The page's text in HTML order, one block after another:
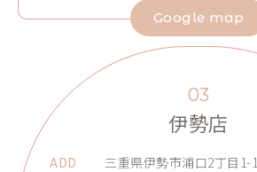
Google map
03
伊勢店
ADD
三重県伊勢市浦口2丁目1-1